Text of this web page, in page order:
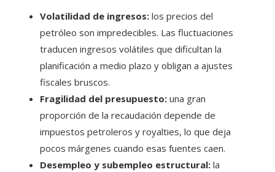
Volatilidad de ingresos: los precios del
petróleo son impredecibles. Las fluctuaciones
traducen ingresos volátiles que dificultan la
planificación a medio plazo y obligan a ajustes
fiscales bruscos.
Fragilidad del presupuesto: una gran
proporción de la recaudación depende de
impuestos petroleros y royalties, lo que deja
pocos márgenes cuando esas fuentes caen.
Desempleo y subempleo estructural: la